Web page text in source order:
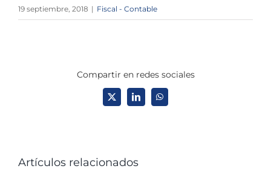
19 septiembre, 2018 | Fiscal - Contable
Compartir en redes sociales
X LinkedInWhatsApp
Artículos relacionados